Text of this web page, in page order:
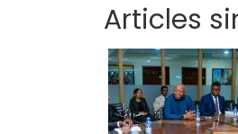
Articles